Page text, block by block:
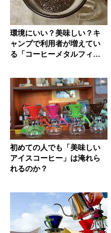
環境にいい？美味しい？キ
ャンプで利用者が増えてい
る「コーヒーメタルフィル
初めての人でも「美味しい
アイスコーヒー」は淹れら
れるのか？